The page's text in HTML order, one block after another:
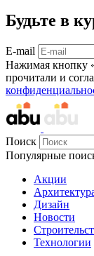
Будьте в
E-mail
Нажимая кнопку
прочитали и
Поиск
Популярные
Акции
Дизайн
Новости
Технологии